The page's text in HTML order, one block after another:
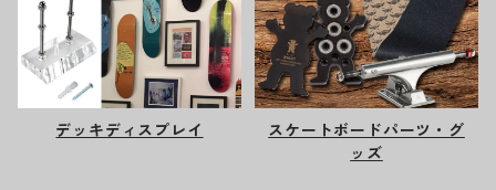
デッキディスプレイ
スケートボードパーツ・グ
ッズ